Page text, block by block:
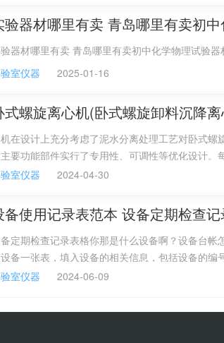
验器材哪里有卖 青岛哪里有卖初
器材哪里有卖 青岛哪里有卖初中化学物理试验器
室仪器
2025-01-16
式螺旋离心机(卧式螺旋卸料沉降
在设计上充分考虑了泥水分离处理工艺对卧式螺
要功能部件实行了专用性、可调性等优化设计。
低，降低人工成本。正常操作条件下，卧式螺旋
出料口进入转鼓。
室仪器 2024-04-30
备使用记录表范本 设备定期检查
定期检查记录表格你那是什么设备啊？设备台帐
备一张表，填入设备的相关信息，包括设备的编
原值、折旧值、放置地点、保管部门、使用年限
室仪器 2024-06-09